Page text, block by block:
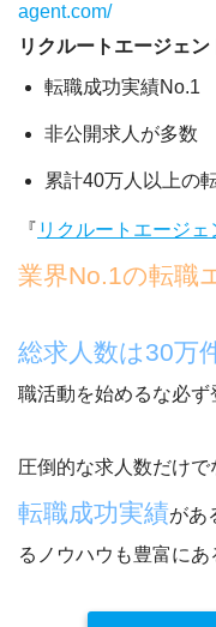
agent.com/
リクルートエージェン
転職成功実績No.1
非公開求人が多数
累計40万人以上の
『 リクルートエージェ
業界No.1の転職
総求人数は30万
職活動を始めるな必ず
圧倒的な求人数だけで
転職成功実績があ
るノウハウも豊富にあ